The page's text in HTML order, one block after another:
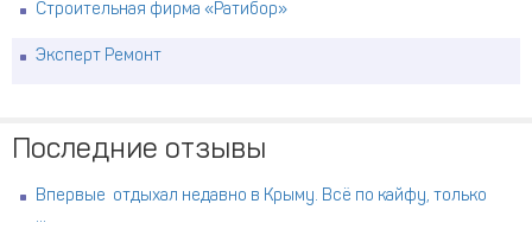
Строительная фирма «Ратибор»
Эксперт Ремонт
Последние отзывы
Впервые отдыхал недавно в Крыму. Всё по кайфу, только
...